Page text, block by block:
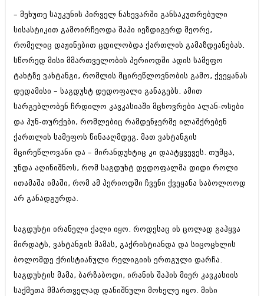
ივნისი 2017 (265)
მაისი 2017 (216)
მარტი 2017 (212)
თებერვალი 2017 (205)
იანვარი 2017 (246)
დეკემბერი 2016 (207)
ნოემბერი 2016 (207)
ოქტომბერი 2016 (257)
სექტემბერი 2016 (224)
აგვისტო 2016 (258)
ივნისი 2016 (221)
მაისი 2016 (261)
აპრილი 2016 (215)
თებერვალი 2016 (250)
დეკემბერი 2015 (207)
ნოემბერი 2015 (264)
ოქტომბერი 2015 (204)
სექტემბერი 2015 (215)
აგვისტო 2015 (286)
ივლისი 2015 (173)
– მეხუთე საუკუნის პირველ ნახევარში განსაკუთრებული
სისასტიკით გამოირჩეოდა შაჰი იეზდიგერდ მეორე,
რომელიც დაჟინებით ცდილობდა ქართლის გამაზდეანებას.
სწორედ მისი მმართველობის პერიოდში ადის სამეფო
ტახტზე ვახტანგი, რომლის მცირეწლოვნობის გამო, ქვეყანას
დედამისი – საგდუხტ დედოფალი განაგებს. ამით
სარგებლობენ ჩრდილო კავკასიაში მცხოვრები ალან-ოსები
და ჰუნ-თურქები, რომლებიც რამდენჯერმე ილაშქრებენ
ქართლის სამეფოს წინააღმდეგ. მათ ვახტანგის
მცირეწლოვანი და – მირანდუხტიც კი დაატყვევეს. თუმცა,
უნდა აღინიშნოს, რომ საგდუხტ დედოფალმა დიდი როლი
ითამაშა იმაში, რომ ამ პერიოდში ჩვენი ქვეყანა საბოლოოდ
არ განადგურდა.
საგდუხტი ირანელი ქალი იყო. როდესაც ის ცოლად გაჰყვა
მირდატს, ვახტანგის მამას, გაქრისტიანდა და სიცოცხლის
ბოლომდე ქრისტიანული რელიგიის ერთგული დარჩა.
საგდუხტის მამა, ბარზაბოდი, ირანის შაჰის მიერ კავკასიის
საქმეთა მმართველად დანიშნული მოხელე იყო. მისი